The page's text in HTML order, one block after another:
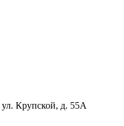
ул. Крупской, д. 55А